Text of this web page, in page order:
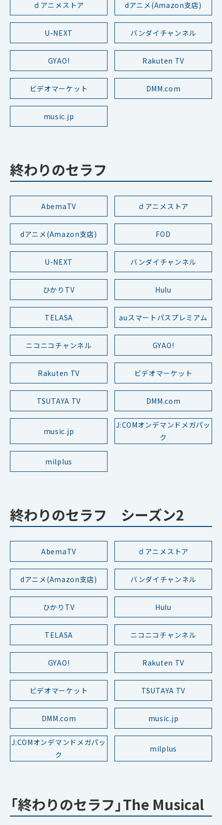
ｄアニメストア dアニメ(Amazon支店)
U-NEXT バンダイチャンネル
GYAO! Rakuten TV
ビデオマーケット DMM.com
music.jp
終わりのセラフ
AbemaTV ｄアニメストア
dアニメ(Amazon支店) FOD
U-NEXT バンダイチャンネル
ひかりTV Hulu
TELASA auスマートパスプレミアム
ニコニコチャンネル GYAO!
Rakuten TV ビデオマーケット
TSUTAYA TV DMM.com
music.jp
J:COMオンデマンドメガパッ
ク
milplus
終わりのセラフ シーズン2
AbemaTV ｄアニメストア
dアニメ(Amazon支店) バンダイチャンネル
ひかりTV Hulu
TELASA ニコニコチャンネル
GYAO! Rakuten TV
ビデオマーケット TSUTAYA TV
DMM.com music.jp
J:COMオンデマンドメガパッ
ク
milplus
「終わりのセラフ」The Musical